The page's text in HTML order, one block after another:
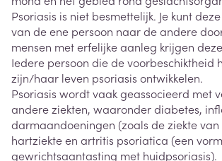
Psoriasis is niet besmettelijk. Je kunt
van de ene persoon naar de andere
mensen met erfelijke aanleg krijgen
Iedere persoon die de voorbeschiktheid
zijn/haar leven psoriasis ontwikkelen.
Psoriasis wordt vaak geassocieerd met
andere ziekten, waaronder diabetes,
darmaandoeningen (zoals de ziekte van
hartziekte en artritis psoriatica (een
gewrichtsaantasting met huidpsoriasis).